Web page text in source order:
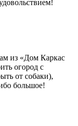
из «Дом Каркас
огород с
от собаки),
большое!